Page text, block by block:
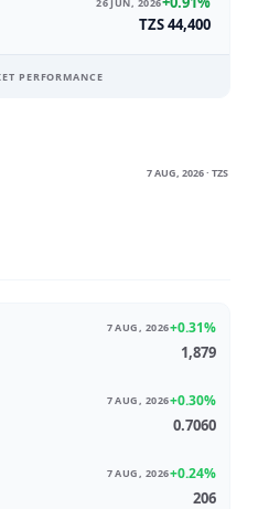
TZS 44,400
PERFORMANCE
7 AUG, 2026 · TZS
7 AUG, 2026+0.31%
1,879
7 AUG, 2026+0.30%
0.7060
7 AUG, 2026+0.24%
206